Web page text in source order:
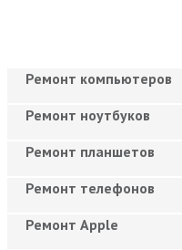
Ремонт компьютеров
Ремонт ноутбуков
Ремонт планшетов
Ремонт телефонов
Ремонт Apple